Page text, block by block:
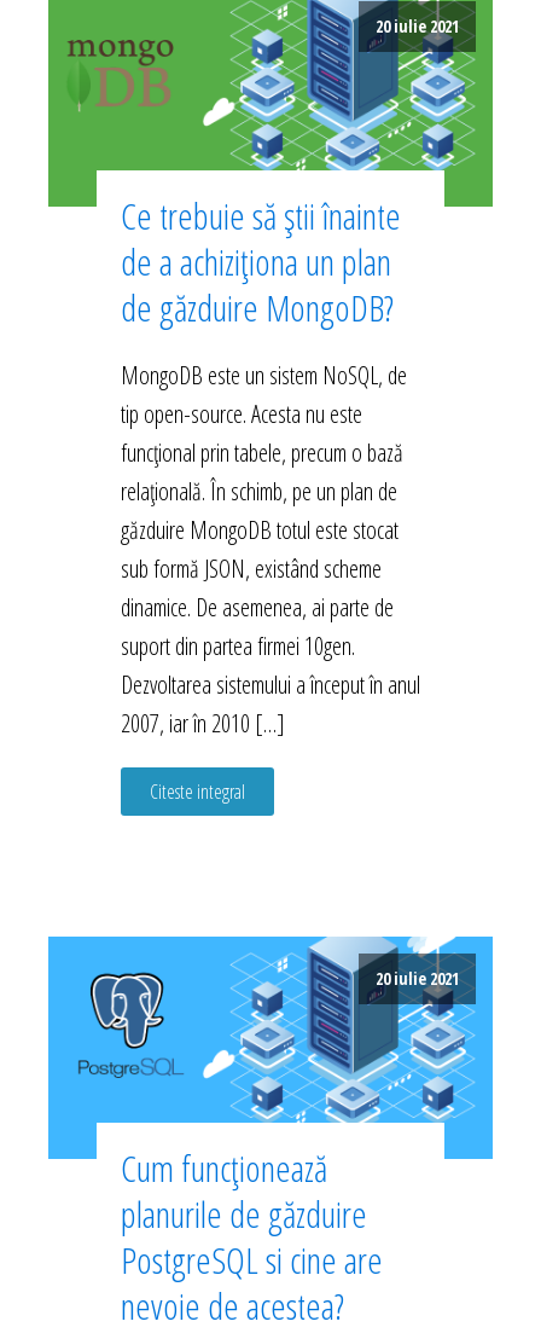
20 iulie 2021
Ce trebuie să știi înainte
de a achiziționa un plan
de găzduire MongoDB?
MongoDB este un sistem NoSQL, de
tip open-source. Acesta nu este
funcțional prin tabele, precum o bază
relațională. În schimb, pe un plan de
găzduire MongoDB totul este stocat
sub formă JSON, existând scheme
dinamice. De asemenea, ai parte de
suport din partea firmei 10gen.
Dezvoltarea sistemului a început în anul
2007, iar în 2010 […]
Citeste integral
20 iulie 2021
Cum funcționează
planurile de găzduire
PostgreSQL si cine are
nevoie de acestea?